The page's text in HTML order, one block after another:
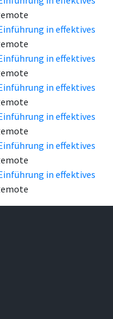
in effektives
in effektives
in effektives
in effektives
in effektives
in effektives